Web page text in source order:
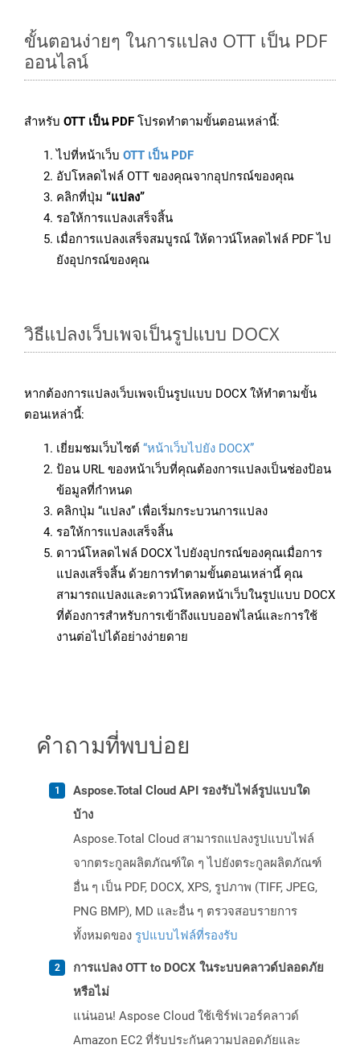
ขั้นตอนง่ายๆ ในการแปลง OTT เป็น PDF
ออนไลน์
สำหรับ OTT เป็น PDF โปรดทำตามขั้นตอนเหล่านี้:
ไปที่หน้าเว็บ OTT เป็น PDF
อัปโหลดไฟล์ OTT ของคุณจากอุปกรณ์ของคุณ
คลิกที่ปุ่ม “แปลง”
รอให้การแปลงเสร็จสิ้น
เมื่อการแปลงเสร็จสมบูรณ์ ให้ดาวน์โหลดไฟล์ PDF ไป
ยังอุปกรณ์ของคุณ
วิธีแปลงเว็บเพจเป็นรูปแบบ DOCX
หากต้องการแปลงเว็บเพจเป็นรูปแบบ DOCX ให้ทำตามขั้น
ตอนเหล่านี้:
เยี่ยมชมเว็บไซต์ “หน้าเว็บไปยัง DOCX”
ป้อน URL ของหน้าเว็บที่คุณต้องการแปลงเป็นช่องป้อน
ข้อมูลที่กำหนด
คลิกปุ่ม “แปลง” เพื่อเริ่มกระบวนการแปลง
รอให้การแปลงเสร็จสิ้น
ดาวน์โหลดไฟล์ DOCX ไปยังอุปกรณ์ของคุณเมื่อการ
แปลงเสร็จสิ้น ด้วยการทำตามขั้นตอนเหล่านี้ คุณ
สามารถแปลงและดาวน์โหลดหน้าเว็บในรูปแบบ DOCX
ที่ต้องการสำหรับการเข้าถึงแบบออฟไลน์และการใช้
งานต่อไปได้อย่างง่ายดาย
คำถามที่พบบ่อย
Aspose.Total Cloud API รองรับไฟล์รูปแบบใด
บ้าง
Aspose.Total Cloud สามารถแปลงรูปแบบไฟล์
จากตระกูลผลิตภัณฑ์ใด ๆ ไปยังตระกูลผลิตภัณฑ์
อื่น ๆ เป็น PDF, DOCX, XPS, รูปภาพ (TIFF, JPEG,
PNG BMP), MD และอื่น ๆ ตรวจสอบรายการ
ทั้งหมดของ รูปแบบไฟล์ที่รองรับ
การแปลง OTT to DOCX ในระบบคลาวด์ปลอดภัย
หรือไม่
แน่นอน! Aspose Cloud ใช้เซิร์ฟเวอร์คลาวด์
Amazon EC2 ที่รับประกันความปลอดภัยและ